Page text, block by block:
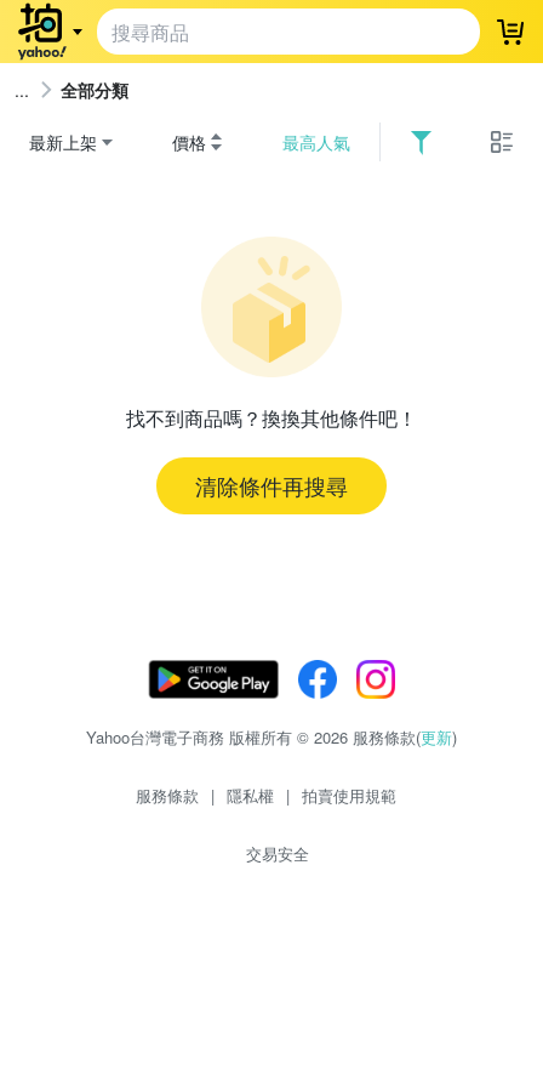
登
全部分類
最新上架 價格 最高人氣
找不到商品嗎？換換其他條件吧！
清除條件再搜尋
Yahoo台灣電子商務 版權所有 © 2026 服務條款(更新)
服務條款 | 隱私權 | 拍賣使用規範
交易安全